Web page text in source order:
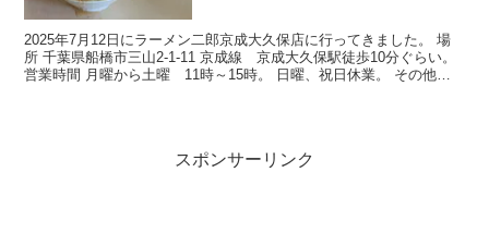
2025年7月12日にラーメン二郎京成大久保店に行ってきました。 場
所 千葉県船橋市三山2-1-11 京成線 京成大久保駅徒歩10分ぐらい。
営業時間 月曜から土曜 11時～15時。 日曜、祝日休業。 その他、
スポンサーリンク